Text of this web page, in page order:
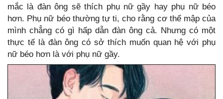
mắc là đàn ông sẽ thích phụ nữ gầy hay phụ nữ béo
hơn. Phụ nữ béo thường tự ti, cho rằng cơ thể mập của
mình chẳng có gì hấp dẫn đàn ông cả. Nhưng có một
thực tế là đàn ông có sở thích muốn quan hệ với phụ
nữ béo hơn là với phụ nữ gầy.